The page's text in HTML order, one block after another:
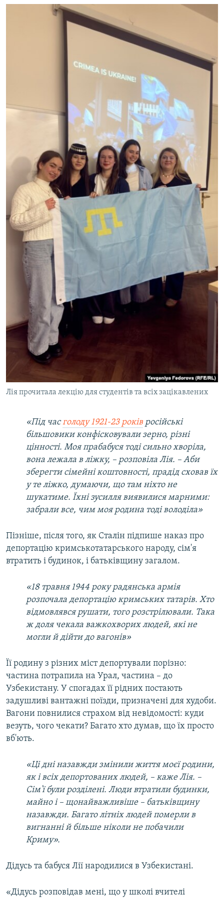
Лія прочитала лекцію для студентів та всіх зацікавлених
«Під часголоду 1921-23 років російські
більшовики конфісковували зерно, різні
цінності. Моя прабабуся тоді сильно хворіла,
вона лежала в ліжку, – розповіла Лія. – Аби
зберегти сімейні коштовності, прадід сховав їх
у те ліжко, думаючи, що там ніхто не
шукатиме. Їхні зусилля виявилися марними:
забрали все, чим моя родина тоді володіла»
Пізніше, після того, як Сталін підпише наказ про
депортацію кримськотатарського народу, сім'я
втратить і будинок, і батьківщину загалом.
«18 травня 1944 року радянська армія
розпочала депортацію кримських татарів. Хто
відмовлявся рушати, того розстрілювали. Така
ж доля чекала важкохворих людей, які не
могли й дійти до вагонів»
Її родину з різних міст депортували порізно:
частина потрапила на Урал, частина – до
Узбекистану. У спогадах її рідних постають
задушливі вантажні поїзди, призначені для худоби.
Вагони повнилися страхом від невідомості: куди
везуть, чого чекати? Багато хто думав, що їх просто
вб'ють.
«Ці дні назавжди змінили життя моєї родини,
як і всіх депортованих людей, – каже Лія. –
Сім'ї були розділені. Люди втратили будинки,
майно і – щонайважливіше – батьківщину
назавжди. Багато літніх людей померли в
вигнанні й більше ніколи не побачили
Криму».
Дідусь та бабуся Лії народилися в Узбекистані.
«Дідусь розповідав мені, що у школі вчителі